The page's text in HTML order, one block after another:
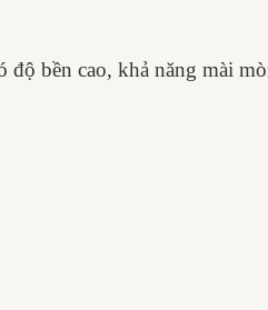
bền cao, khả năng mài